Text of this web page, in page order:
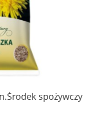
spożywczy